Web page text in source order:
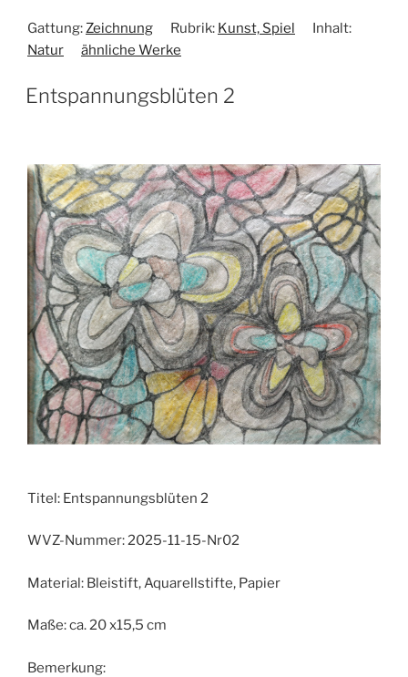
Gattung:Zeichnung Rubrik: Kunst, Spiel
Inhalt:
Natur
ähnliche Werke
Entspannungsblüten 2
Titel: Entspannungsblüten 2
WVZ-Nummer:2025-11-15-Nr02
Material: Bleistift, Aquarellstifte, Papier
Maße:ca. 20 x15,5 cm
Bemerkung: